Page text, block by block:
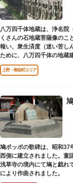
八万四千体地蔵は、浄名院
くさんの石地蔵菩薩像のこ
報い、衆生済度（迷い苦し
ために、八万四千体の地蔵
千」とは仏法で無数の意味
れており、これまで約5万
上野・御徒町エリア
鳩ポッポの歌碑は、昭和37
西側に建立されました。童
浅草寺の境内にて鳩と戯れ
により作曲されました。